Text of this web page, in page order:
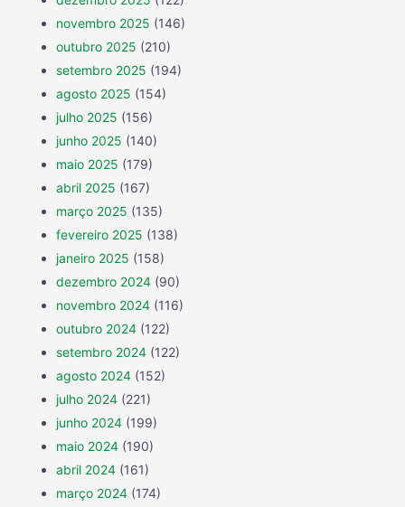
novembro 2025 (146)
outubro 2025 (210)
setembro 2025 (194)
agosto 2025 (154)
julho 2025 (156)
junho 2025 (140)
maio 2025 (179)
abril 2025 (167)
março 2025 (135)
fevereiro 2025 (138)
janeiro 2025 (158)
dezembro 2024 (90)
novembro 2024 (116)
outubro 2024 (122)
setembro 2024 (122)
agosto 2024 (152)
julho 2024 (221)
junho 2024 (199)
maio 2024 (190)
abril 2024 (161)
março 2024 (174)